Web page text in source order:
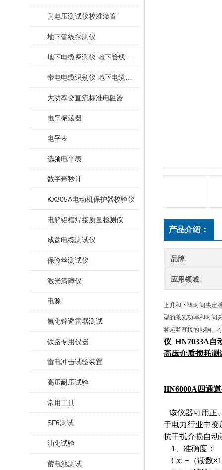
耐电压测试仪校准装置
地下管线探测仪
大功率交直流标准电阻器
电平振荡器
电平表
选频电平表
数字毫秒计
KX305A电动机保护器校验仪
电解铝槽焊接质量检测仪
成盘电缆测试仪
保险丝测试仪
激光清障仪
电源
氧化锌避雷器测试
铁路专用仪器
雷电冲击试验装置
高压耐压试验
常用工具
SF6测试
油化试验
蓄电池测试
产品介绍：
品牌
应用领域
上升和下降时间决定
型的激光功率和时间
将起着直接的影响。
仪 HN7033A自
高压介质损耗测
HN6000A 四通
该仪器可用正
于电力行业中变
抗干扰介损自动
1、准确度：
Cx: ±（读数